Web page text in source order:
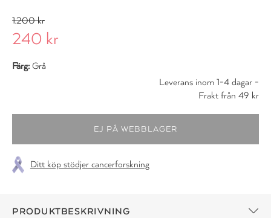
1.200 kr
240 kr
Färg: Grå
Leverans inom 1-4 dagar -
Frakt från 49 kr
Ditt köp stödjer cancerforskning
PRODUKTBESKRIVNING